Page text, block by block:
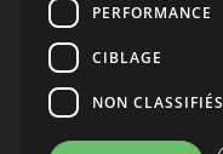
Tous droits réservés ©
Ce site est produit et
Politique de
PERFORMANCE
CIBLAGE
NON CLASSIFIÉS